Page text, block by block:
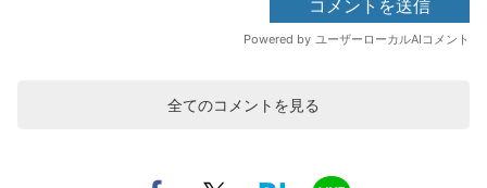
全てのコメントを見る